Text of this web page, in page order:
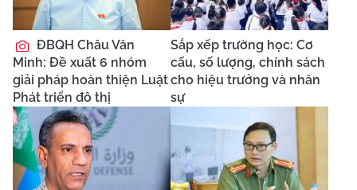
ĐBQH Châu Văn
Minh: Đề xuất 6 nhóm
giải pháp hoàn thiện Luật
Phát triển đô thị
Sắp xếp trường học: Cơ
cấu, số lượng, chính sách
cho hiệu trưởng và nhân
sự